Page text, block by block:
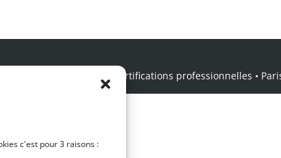
c'est pour 3 raisons :
de production musicale • Certifications professionnelles •